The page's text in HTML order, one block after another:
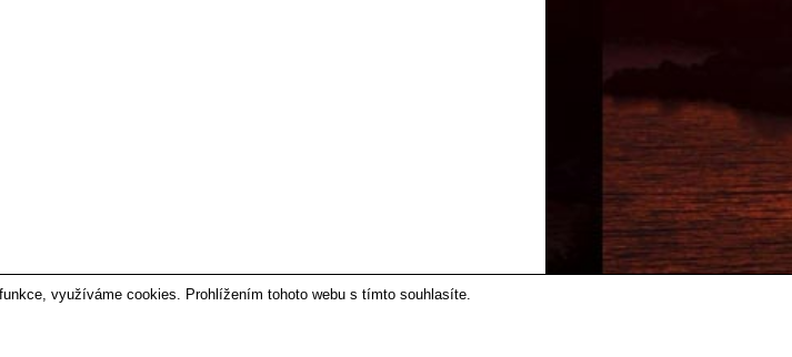
využíváme cookies. Prohlížením tohoto webu s tímto souhlasíte.